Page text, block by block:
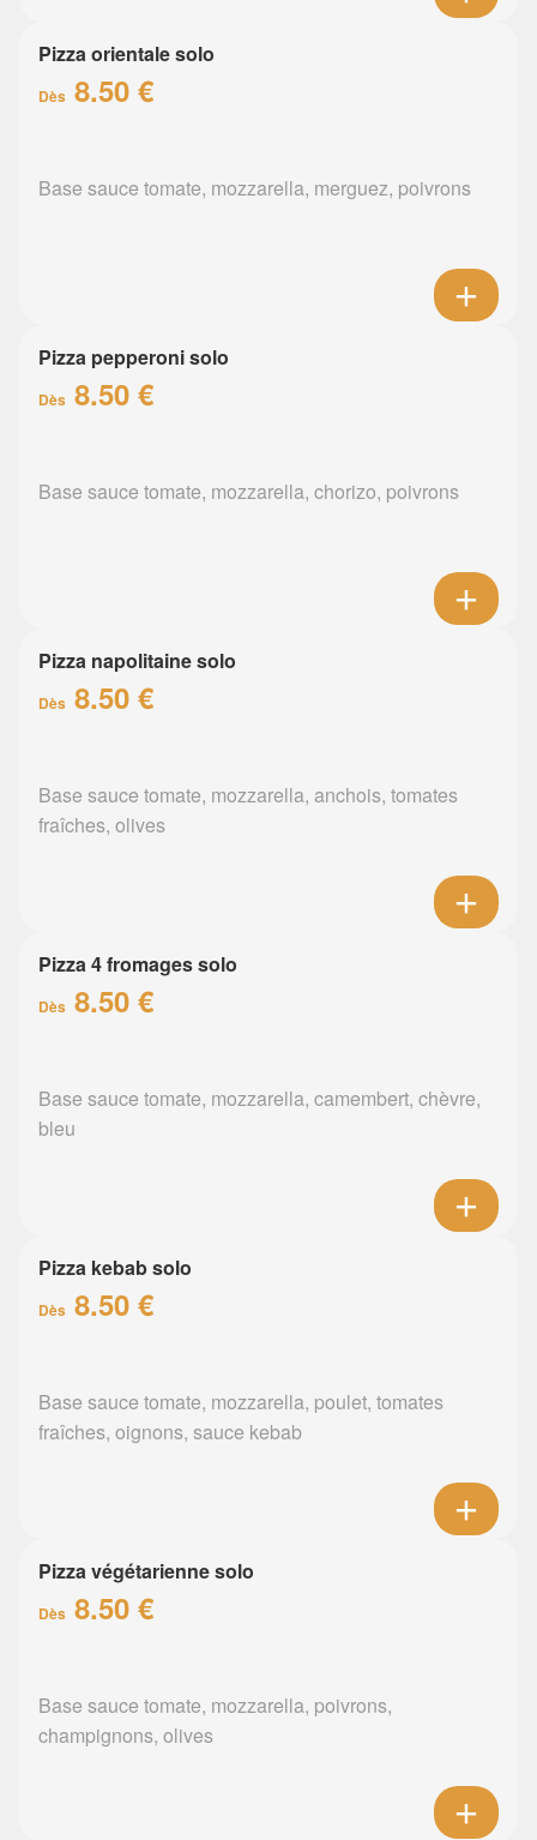
Pizza orientale solo
Dès 8.50 €
Base sauce tomate, mozzarella, merguez, poivrons
Pizza pepperoni solo
Dès 8.50 €
Base sauce tomate, mozzarella, chorizo, poivrons
Pizza napolitaine solo
Dès 8.50 €
Base sauce tomate, mozzarella, anchois, tomates
fraîches, olives
Pizza 4 fromages solo
Dès 8.50 €
Base sauce tomate, mozzarella, camembert, chèvre,
bleu
Pizza kebab solo
Dès 8.50 €
Base sauce tomate, mozzarella, poulet, tomates
fraîches, oignons, sauce kebab
Pizza végétarienne solo
Dès 8.50 €
Base sauce tomate, mozzarella, poivrons,
champignons, olives